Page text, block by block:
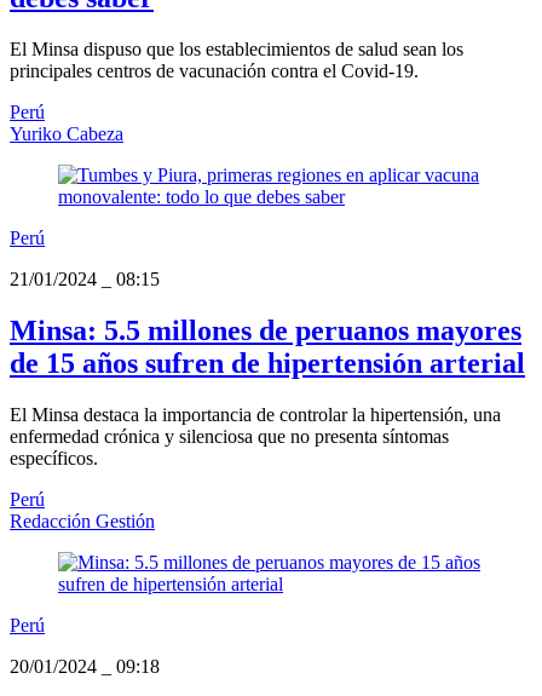
El Minsa dispuso que los establecimientos de salud sean los
principales centros de vacunación contra el Covid-19.
Perú
Yuriko Cabeza
Perú
21/01/2024
08:15
Minsa: 5.5 millones de peruanos mayores
de 15 años sufren de hipertensión arterial
El Minsa destaca la importancia de controlar la hipertensión, una
enfermedad crónica y silenciosa que no presenta síntomas
específicos.
Perú
Redacción Gestión
Perú
20/01/2024
09:18